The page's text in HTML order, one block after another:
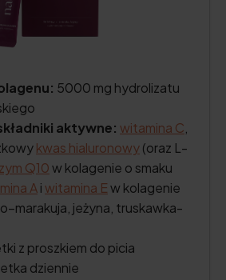
5000 mg hydrolizatu
aktywne: witamina C
kwas hialuronowy(oraz L-
Q10w kolagenie o smaku
Aiwitamina Ew kolagenie
jeżyna, truskawka-
z proszkiem do picia
dziennie